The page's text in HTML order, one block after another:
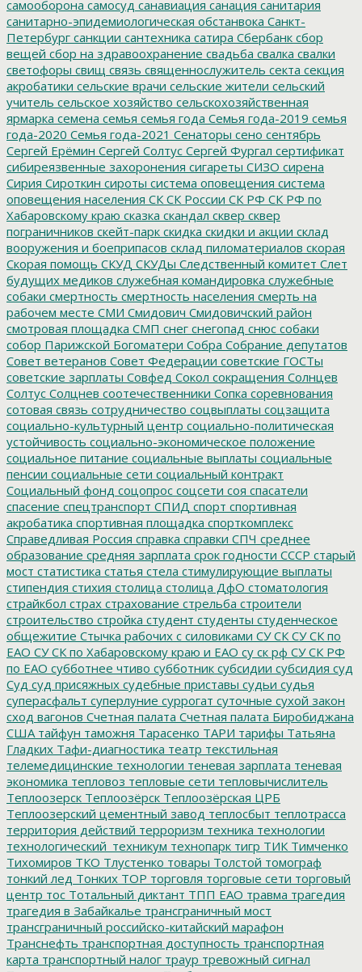
самооборона самосуд санавиация санация санитария
санитарно-эпидемиологическая обстанвока Санкт-
Петербург санкции сантехника сатира Сбербанк сбор
вещей сбор на здравоохранение свадьба свалка свалки
светофоры свищ связь священнослужитель секта секция
акробатики сельские врачи сельские жители сельский
учитель сельское хозяйство сельскохозяйственная
ярмарка семена семья семья года Семья года-2019 семья
года-2020 Семья года-2021 Сенаторы сено сентябрь
Сергей Ерёмин Сергей Солтус Сергей Фургал сертификат
сибиреязвенные захоронения сигареты СИЗО сирена
Сирия Сироткин сироты система оповещения система
оповещения населения СК СК России СК РФ СК РФ по
Хабаровскому краю сказка скандал сквер сквер
пограничников скейт-парк скидка скидки и акции склад
вооружения и боеприпасов склад пиломатериалов скорая
Скорая помощь СКУД СКУДы Следственный комитет Слет
будущих медиков служебная командировка служебные
собаки смертность смертность населения смерть на
рабочем месте СМИ Смидович Смидовичский район
смотровая площадка СМП снег снегопад снюс собаки
собор Парижской Богоматери Собра Собрание депутатов
Совет ветеранов Совет Федерации советские ГОСТы
советские зарплаты Совфед Сокол сокращения Солнцев
Солтус Солцнев соотечественники Сопка соревнования
сотовая связь сотрудничество соцвыплаты соцзащита
социально-культурный центр социально-политическая
устойчивость социально-экономическое положение
социальное питание социальные выплаты социальные
пенсии социальные сети социальный контракт
Социальный фонд соцопрос соцсети соя спасатели
спасение спецтранспорт СПИД спорт спортивная
акробатика спортивная площадка спорткомплекс
Справедливая Россия справка справки СПЧ среднее
образование средняя зарплата срок годности СССР старый
мост статистика статья стела стимулирующие выплаты
стипендия стихия столица столица ДфО стоматология
страйкбол страх страхование стрельба строители
строительство стройка студент студенты студенческое
общежитие Стычка рабочих с силовиками СУ СК СУ СК по
ЕАО СУ СК по Хабаровскому краю и ЕАО су ск рф СУ СК РФ
по ЕАО субботнее чтиво субботник субсидии субсидия суд
Суд суд присяжных судебные приставы судьи судья
суперасфальт суперлуние суррогат суточные сухой закон
сход вагонов Счетная палата Счетная палата Биробиджана
США тайфун таможня Тарасенко ТАРИ тарифы Татьяна
Гладких Тафи-диагностика театр текстильная
телемедицинские технологии теневая зарплата теневая
экономика тепловоз тепловые сети тепловычислитель
Теплоозерск Теплоозёрск Теплоозёрская ЦРБ
Теплоозерский цементный завод теплосбыт теплотрасса
территория действий терроризм техника технологии
технологический_техникум технопарк тигр ТИК Тимченко
Тихомиров ТКО Тлустенко товары Толстой томограф
тонкий лед Тонких ТОР торговля торговые сети торговый
центр тос Тотальный диктант ТПП ЕАО травма трагедия
трагедия в Забайкалье трансграничный мост
трансграничный российско-китайский марафон
Транснефть транспортная доступность транспортная
карта транспортный налог траур тревожный сигнал